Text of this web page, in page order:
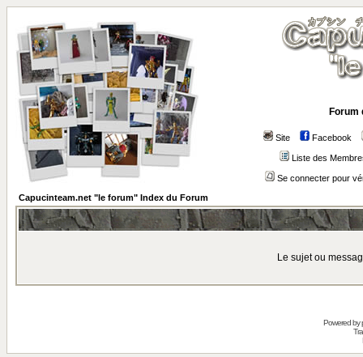
Forum
Site Facebook
Liste des
Se connecter pour
Capucinteam.net "le forum" Index du Forum
Le sujet ou
Powered by